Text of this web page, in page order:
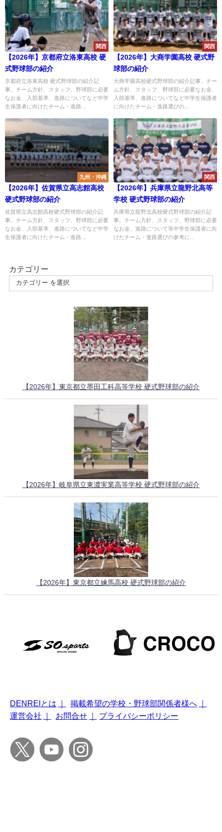
関西
【2026年】京都府立洛東高校 硬
式野球部の紹介
京都府立洛東高校 硬式野球部の紹介記
事。チーム方針、スタッフ、野球部に必要
なお金、入部基準、進路についてなど中学
生保護者に向けたチーム・進路...
関西
【2026年】大商学園高校 硬式野
球部の紹介
大商学園高校硬式野球部の紹介記事。チー
ム方針、スタッフ、野球部に必要なお金、
入部基準、進路についてなど中学生保護者
に向けたチーム・進路選びの...
九州・沖縄
【2026年】佐賀県立高志館高校
硬式野球部の紹介
佐賀県立高志館高校硬式野球部の紹介記
事。チーム方針、スタッフ、野球部に必要
なお金、入部基準、進路についてなど中学
生保護者に向けたチーム・進路...
関西
【2026年】兵庫県立龍野北高等
学校 硬式野球部の紹介
兵庫県立龍野北高校硬式野球部の紹介記
事。チーム方針、スタッフ、野球部に必要
なお金、進路について等中学生保護者に向
けたチーム・進路選びの参考に...
カテゴリー
【2026年】東京都立墨田工科高等学校 硬式野球部の紹介
【2026年】岐阜県立東濃実業高等学校 硬式野球部の紹介
【2026年】東京都立練馬高校 硬式野球部の紹介
DENREIとは 掲載希望の学校・野球部関係者様へ
運営会社
お問合せ プライバシーポリシー